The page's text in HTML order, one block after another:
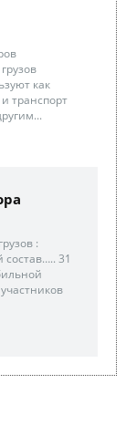
как
транспорт
:
31